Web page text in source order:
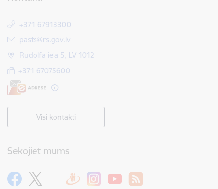
+371 67913300
E-pasts:
pasts@rs.gov.lv
Rūdolfa iela 5, LV 1012
+371 67075600
Visi kontakti
Sekojiet mums